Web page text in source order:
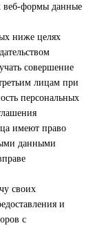
веб-формы данные
ниже целях
совершение
лицам при
персональных
имеют право
данными
своих
и
с